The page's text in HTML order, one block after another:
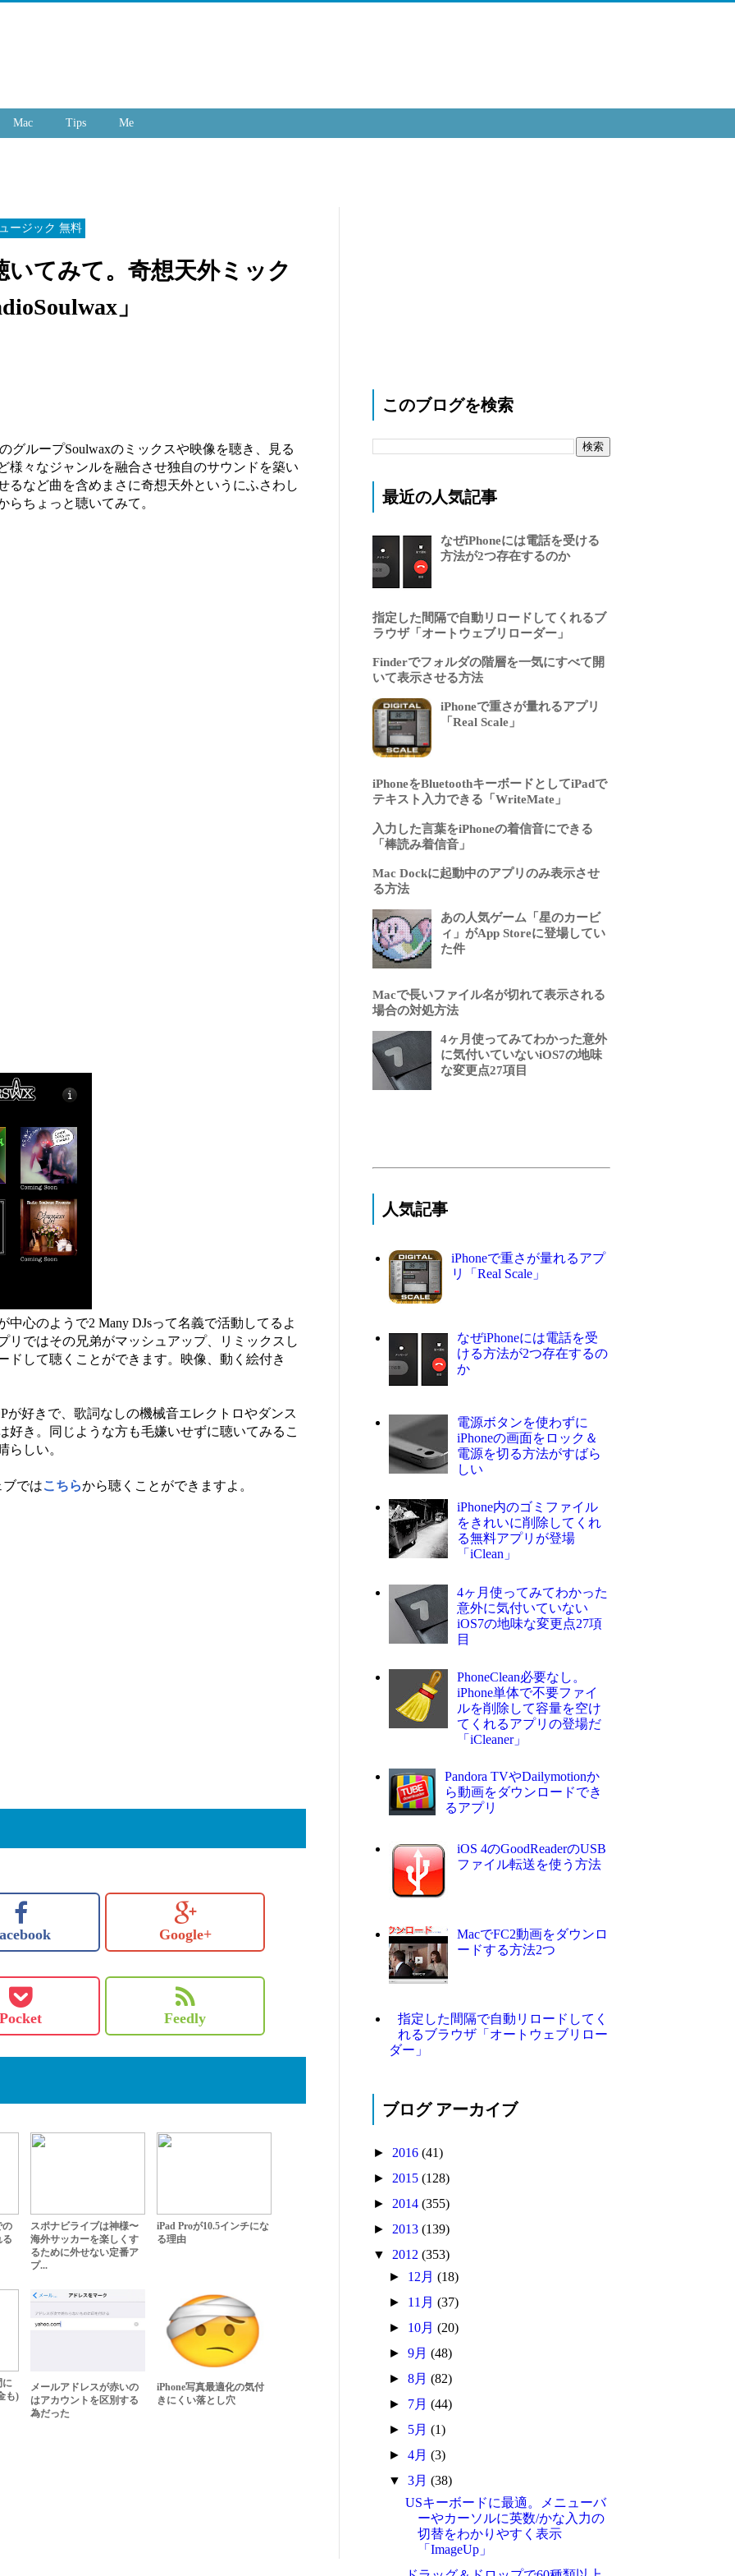
Mac Tips Me
ージック 無料
てみて。奇想天外ミック
」
グループSoulwaxのミックスや映像を聴き、見る
様々なジャンルを融合させ独自のサウンドを築い
るなど曲を含めまさに奇想天外というにふさわし
らちょっと聴いてみて。
中心のようで2 Many DJsって名義で活動してるよ
リではその兄弟がマッシュアップ、リミックスし
ドして聴くことができます。映像、動く絵付き
が好きで、歌詞なしの機械音エレクトロやダンス
好き。同じような方も毛嫌いせずに聴いてみるこ
らしい。
ブではこちらから聴くことができますよ。
Google+
Pocket Feedly
の
スポナビライブは神様〜
海外サッカーを楽しくす
るために外せない定番ア
プ...
iPad Proが10.5インチにな
る理由
に
も)
メールアドレスが赤いの
はアカウントを区別する
為だった
iPhone写真最適化の気付
きにくい落とし穴
このブログを検索
最近の人気記事
なぜiPhoneには電話を受ける
方法が2つ存在するのか
指定した間隔で自動リロードしてくれるブ
ラウザ「オートウェブリローダー」
Finderでフォルダの階層を一気にすべて開
いて表示させる方法
iPhoneで重さが量れるアプリ
「Real Scale」
iPhoneをBluetoothキーボードとしてiPadで
テキスト入力できる「WriteMate」
入力した言葉をiPhoneの着信音にできる
「棒読み着信音」
Mac Dockに起動中のアプリのみ表示させ
る方法
あの人気ゲーム「星のカービ
ィ」がApp Storeに登場してい
た件
Macで長いファイル名が切れて表示される
場合の対処方法
4ヶ月使ってみてわかった意外
に気付いていないiOS7の地味
な変更点27項目
人気記事
iPhoneで重さが量れるアプ
リ「Real Scale」
なぜiPhoneには電話を受
ける方法が2つ存在するの
か
電源ボタンを使わずに
iPhoneの画面をロック＆
電源を切る方法がすばら
しい
iPhone内のゴミファイル
をきれいに削除してくれ
る無料アプリが登場
「iClean」
4ヶ月使ってみてわかった
意外に気付いていない
iOS7の地味な変更点27項
目
PhoneClean必要なし。
iPhone単体で不要ファイ
ルを削除して容量を空け
てくれるアプリの登場だ
「iCleaner」
Pandora TVやDailymotionか
ら動画をダウンロードでき
るアプリ
iOS 4のGoodReaderのUSB
ファイル転送を使う方法
MacでFC2動画をダウンロ
ードする方法2つ
指定した間隔で自動リロードしてく
れるブラウザ「オートウェブリロー
ダー」
ブログ アーカイブ
► 2016 (41)
► 2015 (128)
► 2014 (355)
► 2013 (139)
▼ 2012 (353)
► 12月(18)
► 11月(37)
► 10月(20)
►9月(48)
►8月(82)
► 7月(44)
► 5月(1)
►4月(3)
▼3月(38)
USキーボードに最適。メニューバ
ーやカーソルに英数/かな入力の
切替をわかりやすく表示
「ImageUp」